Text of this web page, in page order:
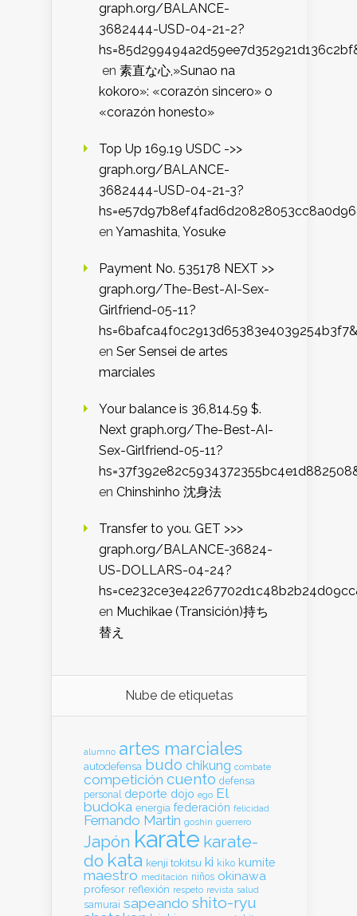
graph.org/BALANCE-
3682444-USD-04-21-2?
en 素直な心,»Sunao na
kokoro»: «corazón sincero» o
«corazón honesto»
Top Up 169.19 USDC ->>
graph.org/BALANCE-
3682444-USD-04-21-3?
en Yamashita, Yosuke
Payment No. 535178 NEXT >>
graph.org/The-Best-AI-Sex-
Girlfriend-05-11?
hs=6bafca4f0c2913d65383e4039254b3f7&
en Ser Sensei de artes
marciales
Your balance is 36,814.59 $.
Next graph.org/The-Best-AI-
Sex-Girlfriend-05-11?
en Chinshinho 沈身法
Transfer to you. GET >>>
graph.org/BALANCE-36824-
US-DOLLARS-04-24?
en Muchikae (Transición)持ち
替え
Nube de etiquetas
alumno artes marciales
autodefensa budo chikung combate
competición cuento defensa
personal deporte dojo ego El
budoka energia federación felicidad
Fernando Martin goshin guerrero
Japón karate karate-
do kata kenji tokitsu ki kiko kumite
maestro meditación niños okinawa
profesor reflexión respeto revista salud
samurai sapeando shito-ryu